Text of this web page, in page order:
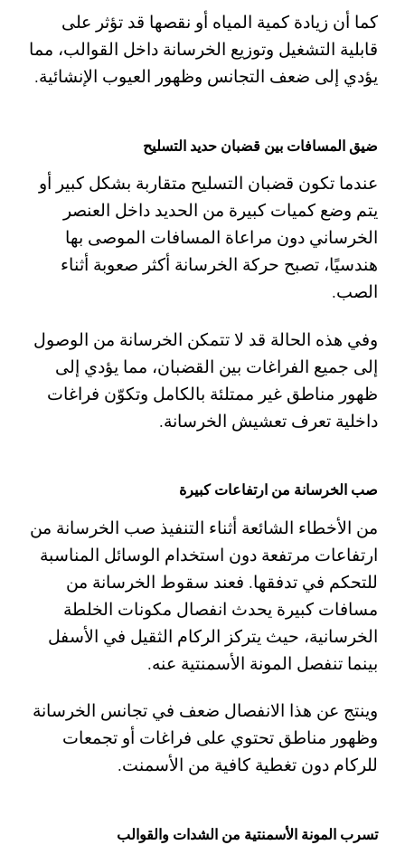
كما أن زيادة كمية المياه أو نقصها قد تؤثر على
قابلية التشغيل وتوزيع الخرسانة داخل القوالب، مما
يؤدي إلى ضعف التجانس وظهور العيوب الإنشائية.
ضيق المسافات بين قضبان حديد التسليح
عندما تكون قضبان التسليح متقاربة بشكل كبير أو
يتم وضع كميات كبيرة من الحديد داخل العنصر
الخرساني دون مراعاة المسافات الموصى بها
هندسيًا، تصبح حركة الخرسانة أكثر صعوبة أثناء
الصب.
وفي هذه الحالة قد لا تتمكن الخرسانة من الوصول
إلى جميع الفراغات بين القضبان، مما يؤدي إلى
ظهور مناطق غير ممتلئة بالكامل وتكوّن فراغات
داخلية تعرف تعشيش الخرسانة.
صب الخرسانة من ارتفاعات كبيرة
من الأخطاء الشائعة أثناء التنفيذ صب الخرسانة من
ارتفاعات مرتفعة دون استخدام الوسائل المناسبة
للتحكم في تدفقها. فعند سقوط الخرسانة من
مسافات كبيرة يحدث انفصال مكونات الخلطة
الخرسانية، حيث يتركز الركام الثقيل في الأسفل
بينما تنفصل المونة الأسمنتية عنه.
وينتج عن هذا الانفصال ضعف في تجانس الخرسانة
وظهور مناطق تحتوي على فراغات أو تجمعات
للركام دون تغطية كافية من الأسمنت.
تسرب المونة الأسمنتية من الشدات والقوالب